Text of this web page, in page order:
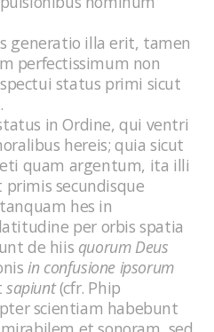
generatio illa erit, tamen
perfectissimum non
status primi sicut
in Ordine, qui ventri
hereis; quia sicut
quam argentum, ita illi
secundisque
hes in
per orbis spatia
de hiis quorum Deus
in confusione ipsorum
sapiunt(cfr. Phip
scientiam habebunt